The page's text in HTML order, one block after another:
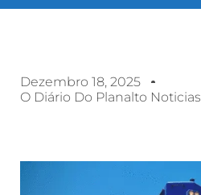
Dezembro 18, 2025
O Diário Do Planalto Noticias